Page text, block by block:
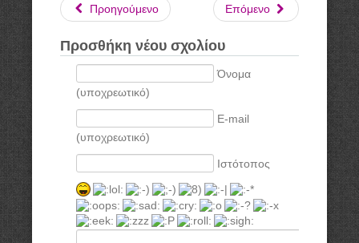
Προηγούμενο Επόμενο
Προσθήκη νέου σχολίου
Όνομα
(υποχρεωτικό)
E-mail
(υποχρεωτικό)
Ιστότοπος